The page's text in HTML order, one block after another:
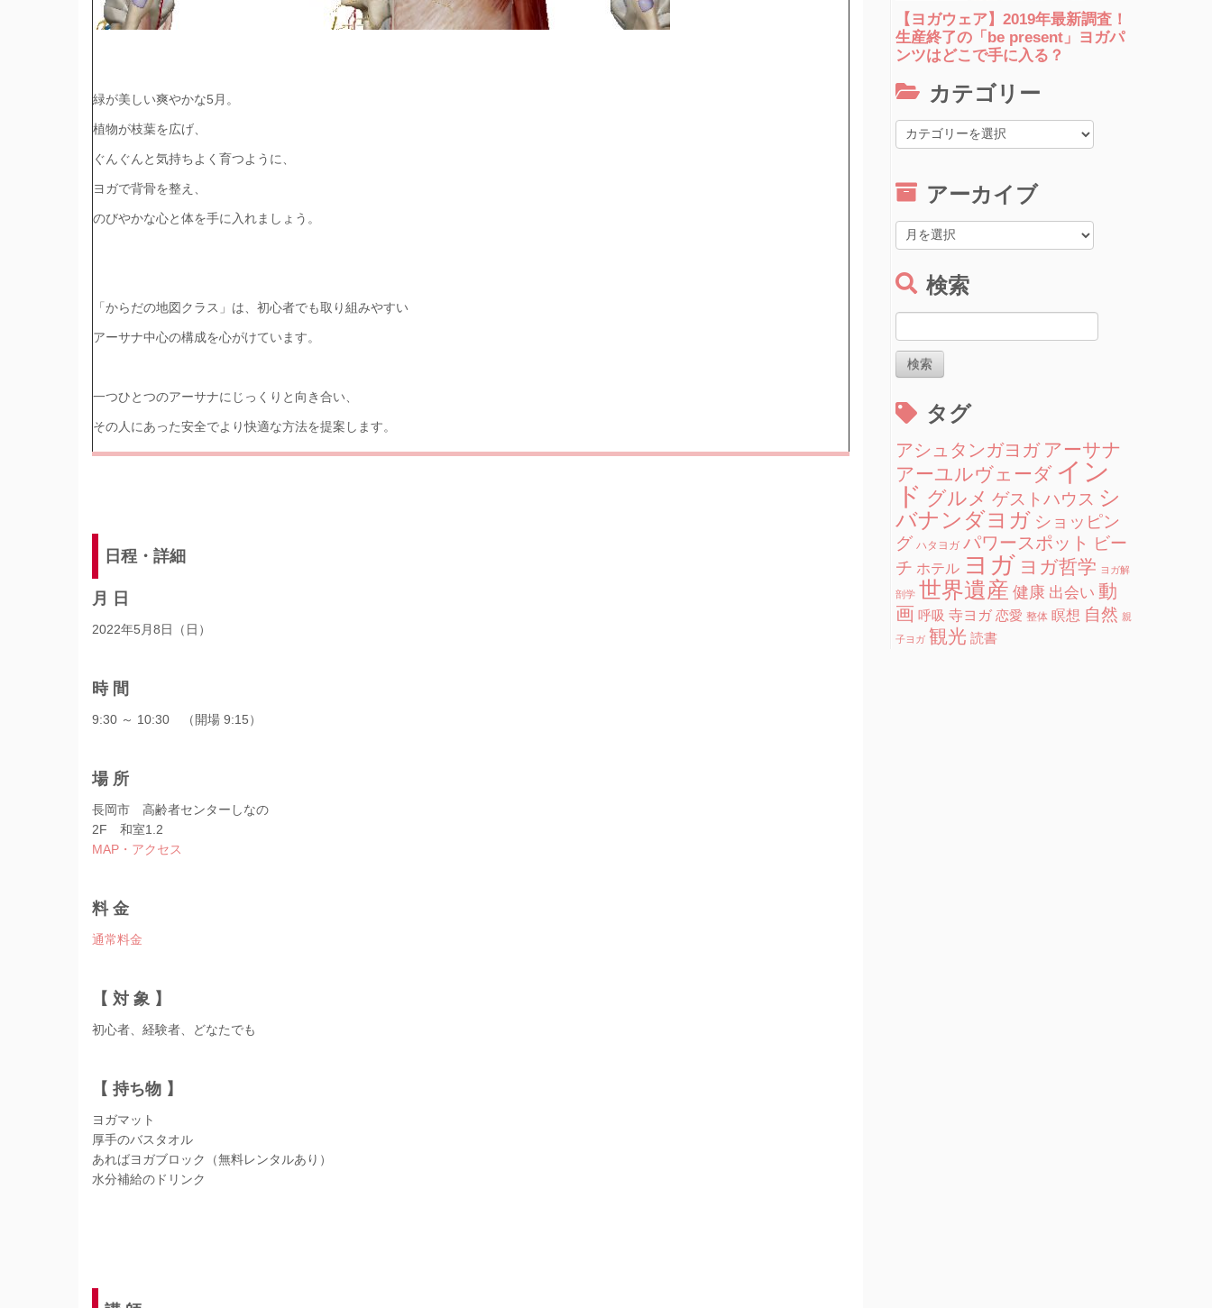
緑が美しい爽やかな5月。
植物が枝葉を広げ、
ぐんぐんと気持ちよく育つように、
ヨガで背骨を整え、
のびやかな心と体を手に入れましょう。
「からだの地図クラス」は、初心者でも取り組みやすい
アーサナ中心の構成を心がけています。
一つひとつのアーサナにじっくりと向き合い、
その人にあった安全でより快適な方法を提案します。
日程・詳細
月 日
2022年5月8日（日）
時 間
9:30 ～ 10:30 （開場 9:15）
場 所
長岡市 高齢者センターしなの
2F 和室1.2
MAP・アクセス
料 金
通常料金
【 対 象 】
初心者、経験者、どなたでも
【 持ち物 】
ヨガマット
厚手のバスタオル
あればヨガブロック（無料レンタルあり）
水分補給のドリンク
カテゴリー
カ
テ
リ
アーカイブ
ー
カ
イ
ブ
検索
索:
タグ
アシュタンガヨガ アーサナ
アーユルヴェーダ イン
ド グルメ ゲストハウス シ
バナンダヨガ ショッピン
グ ハタヨガ パワースポット ビー
チ ホテル ヨガ ヨガ哲学 ヨガ解
剖学 世界遺産 健康 出会い 動
画 呼吸 寺ヨガ 恋愛 整体 瞑想 自然 親
子ヨガ 観光 読書